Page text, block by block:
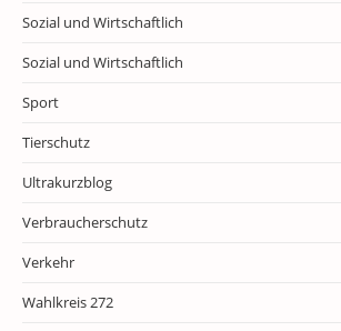
Sozial und Wirtschaftlich
Sozial und Wirtschaftlich
Sport
Tierschutz
Ultrakurzblog
Verbraucherschutz
Verkehr
Wahlkreis 272